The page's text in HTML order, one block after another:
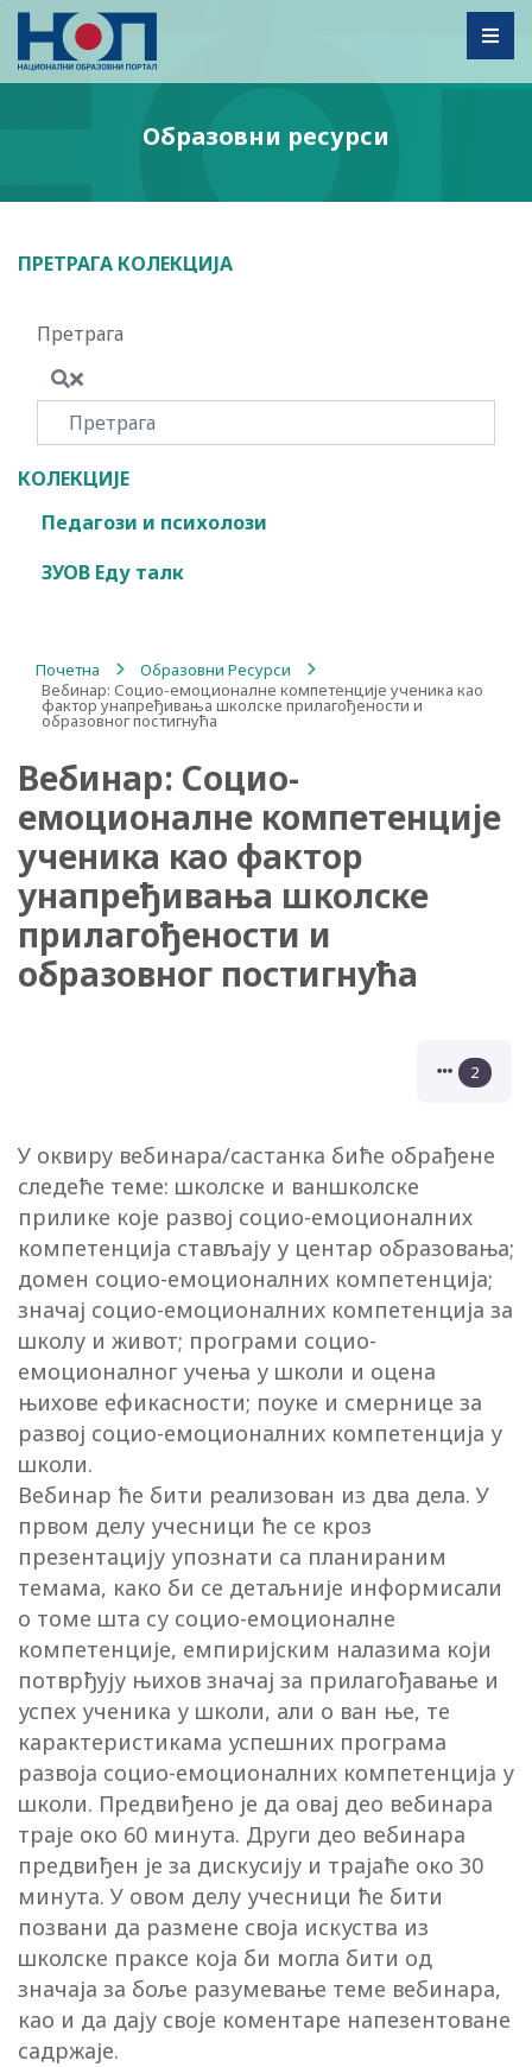
Образовни ресурси
ПРЕТРАГА КОЛЕКЦИЈА
Претрага
КОЛЕКЦИЈЕ
Педагози и психолози
ЗУОВ Еду талк
Почетна / Образовни Ресурси
/
Вебинар: Социо-емоционалне компетенције ученика као
фактор унапређивања школске прилагођености и
образовног постигнућа
Вебинар: Социо-
емоционалне компетенције
ученика као фактор
унапређивања школске
прилагођености и
образовног постигнућа
2
У оквиру вебинара/састанка биће обрађене
следеће теме: школске и ваншколске
прилике које развој социо-емоционалних
компетенција стављају у центар образовања;
домен социо-емоционалних компетенција;
значај социо-емоционалних компетенција за
школу и живот; програми социо-
емоционалног учења у школи и оцена
њихове ефикасности; поуке и смернице за
развој социо-емоционалних компетенција у
школи.
Вебинар ће бити реализован из два дела. У
првом делу учесници ће се кроз
презентацију упознати са планираним
темама, како би се детаљније информисали
о томе шта су социо-емоционалне
компетенције, емпиријским налазима који
потврђују њихов значај за прилагођавање и
успех ученика у школи, али о ван ње, те
карактеристикама успешних програма
развоја социо-емоционалних компетенција у
школи. Предвиђено је да овај део вебинара
траје око 60 минута. Други део вебинара
предвиђен је за дискусију и трајаће око 30
минута. У овом делу учесници ће бити
позвани да размене своја искуства из
школске праксе која би могла бити од
значаја за боље разумевање теме вебинара,
као и да дају своје коментаре напезентоване
садржаје.